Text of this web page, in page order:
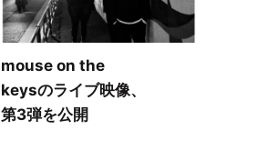
mouse on the
keysのライブ映像、
第3弾を公開